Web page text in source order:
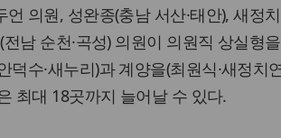
의원, 성완종(충남 서산·태안), 새정
남 순천·곡성) 의원이 의원직 상실형
덕수·새누리)과 계양을(최원식·새정치
최대 18곳까지 늘어날 수 있다.